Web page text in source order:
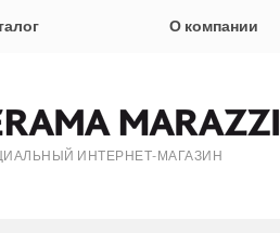
О компании
ИНТЕРНЕТ-МАГАЗИН